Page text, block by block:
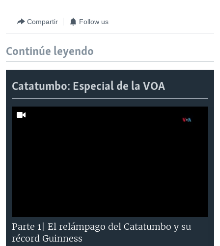
Compartir Follow us
Continúe leyendo
Catatumbo: Especial de la VOA
Parte 1| El relámpago del Catatumbo y su
récord Guinness